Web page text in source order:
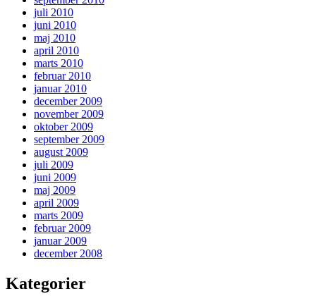
juli 2010
juni 2010
maj 2010
april 2010
marts 2010
februar 2010
januar 2010
december 2009
november 2009
oktober 2009
september 2009
august 2009
juli 2009
juni 2009
maj 2009
april 2009
marts 2009
februar 2009
januar 2009
december 2008
Kategorier